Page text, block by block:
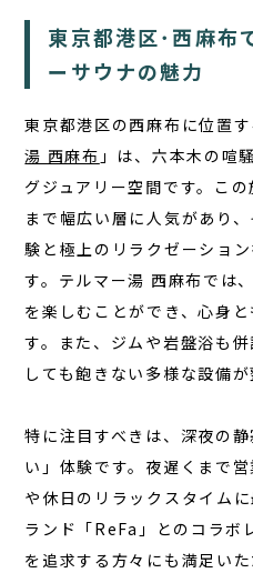
コ
お
お問
0287-73-
宿泊予約
東京都港区･西麻布
ーサウナの魅力
東京都港区の西麻布に位置
湯 西麻布 」は、六本木の喧
グジュアリー空間です。こ
まで幅広い層に人気があり
験と極上のリラクゼーショ
す。 テルマー湯 西麻布では
を楽しむことができ、心身
す。また、ジムや岩盤浴も
しても飽きない多様な設備が
特に注目すべきは、 深夜の静
い」体験です。夜遅くまで
や休日のリラックスタイム
ランド「ReFa」とのコラボ
を追求する方々にも満足い